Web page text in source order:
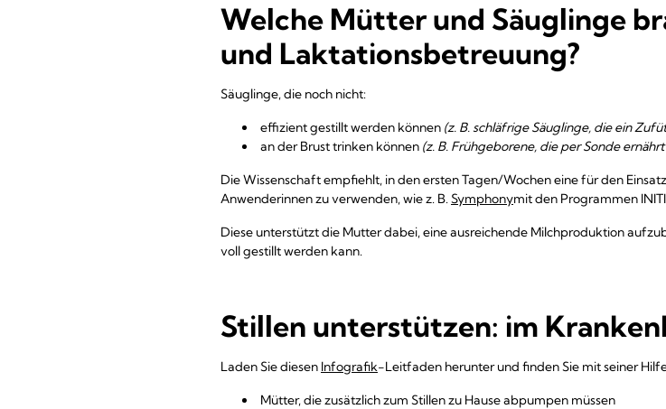
Welche Mütter und Säuglinge
und Laktationsbetreuung?
Säuglinge, die noch nicht:
effizient gestillt werden können (z. B. schläfrige Säuglinge, die ein
an der Brust trinken können (z. B. Frühgeborene, die per Sonde
Die Wissenschaft empfiehlt, in den ersten Tagen/Wochen eine für den
Anwenderinnen zu verwenden, wie z. B. Symphonymit den Programmen
Diese unterstützt die Mutter dabei, eine ausreichende Milchproduktion
voll gestillt werden kann.
Stillen unterstützen: im
Laden Sie diesen Infografik-Leitfaden herunter und finden Sie mit seiner
Mütter, die zusätzlich zum Stillen zu Hause abpumpen müssen